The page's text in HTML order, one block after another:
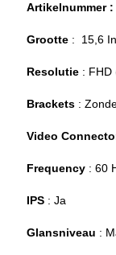
Artikelnummer :
Grootte : 15,6
Resolutie : FHD
Brackets :
Video
Frequency : 60
IPS : Ja
Glansniveau :